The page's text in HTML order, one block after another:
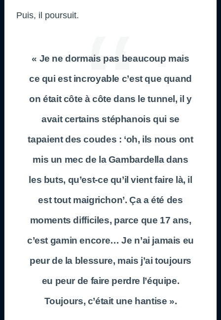
Puis, il poursuit.
« Je ne dormais pas beaucoup mais
ce qui est incroyable c’est que quand
on était côte à côte dans le tunnel, il y
avait certains stéphanois qui se
tapaient des coudes : ‘oh, ils nous ont
mis un mec de la Gambardella dans
les buts, qu’est-ce qu’il vient faire là, il
est tout maigrichon’. Ça a été des
moments difficiles, parce que 17 ans,
c’est gamin encore… Je n’ai jamais eu
peur de la blessure, mais j’ai toujours
eu peur de faire perdre l’équipe.
Toujours, c’était une hantise ».